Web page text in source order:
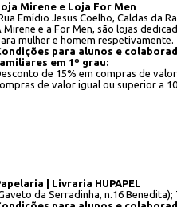
Mirene e Loja For Men
Emídio Jesus Coelho, Caldas da
Mirene e a For Men, são lojas
mulher e homem respetivamente.
para alunos e
em 1º grau:
de 15% em compras de
de valor igual ou superior a
| Livraria HUPAPEL
da Serradinha, n.16 Benedita);